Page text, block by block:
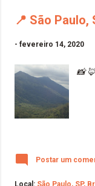
📍 São Paulo,
- fevereiro 14, 2020
📸
Postar um
Local: São Paulo, SP,